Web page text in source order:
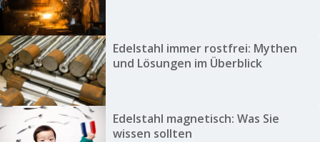
Edelstahl immer rostfrei: Mythen
und Lösungen im Überblick
Edelstahl magnetisch: Was Sie
wissen sollten